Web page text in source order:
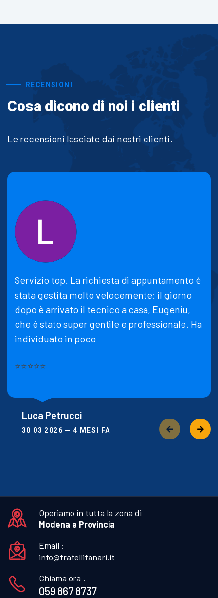
RECENSIONI
Cosa dicono di noi i clienti
Le recensioni lasciate dai nostri clienti.
Servizio top. La richiesta di appuntamento è
stata gestita molto velocemente: il giorno
dopo è arrivato il tecnico a casa, Eugeniu,
che è stato super gentile e professionale. Ha
individuato in poco
⭐⭐⭐⭐⭐
Luca Petrucci
30 03 2026 — 4 MESI FA
Operiamo in tutta la zona di
Modena e Provincia
Email :
info@fratellifanari.it
Chiama ora :
059 867 8737